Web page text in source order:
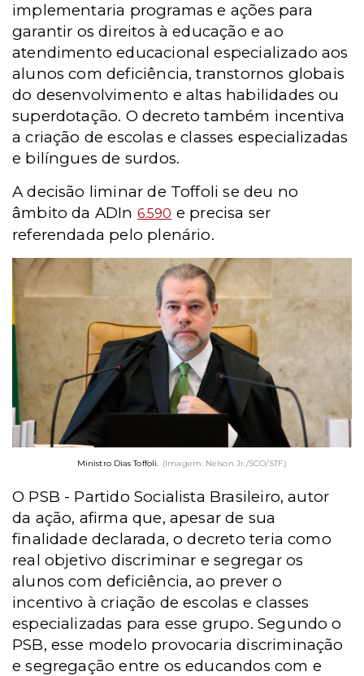
implementaria programas e ações para
garantir os direitos à educação e ao
atendimento educacional especializado aos
alunos com deficiência, transtornos globais
do desenvolvimento e altas habilidades ou
superdotação. O decreto também incentiva
a criação de escolas e classes especializadas
e bilíngues de surdos.
A decisão liminar de Toffoli se deu no
âmbito da ADIn 6.590 e precisa ser
referendada pelo plenário.
Ministro Dias Toffoli. (Imagem: Nelson Jr./SCO/STF.)
O PSB - Partido Socialista Brasileiro, autor
da ação, afirma que, apesar de sua
finalidade declarada, o decreto teria como
real objetivo discriminar e segregar os
alunos com deficiência, ao prever o
incentivo à criação de escolas e classes
especializadas para esse grupo. Segundo o
PSB, esse modelo provocaria discriminação
e segregação entre os educandos com e